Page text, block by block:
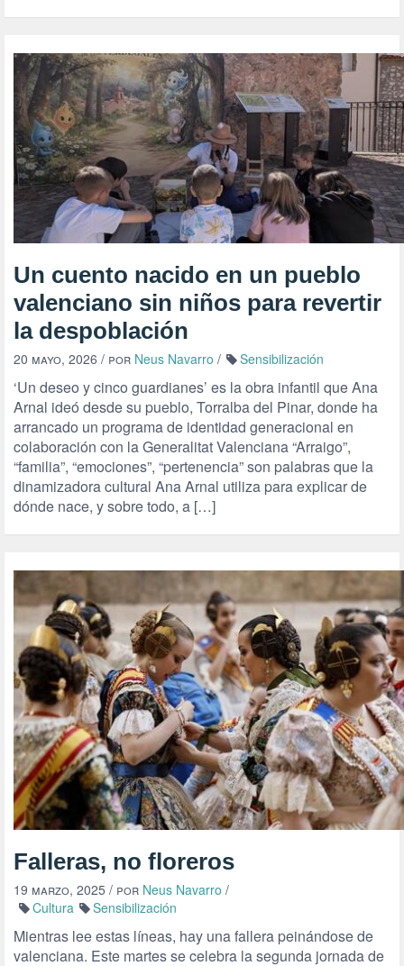
Un cuento nacido en un pueblo
valenciano sin niños para revertir
la despoblación
20 mayo, 2026 / por Neus Navarro / Sensibilización
‘Un deseo y cinco guardianes’ es la obra infantil que Ana
Arnal ideó desde su pueblo, Torralba del Pinar, donde ha
arrancado un programa de identidad generacional en
colaboración con la Generalitat Valenciana “Arraigo”,
“familia”, “emociones”, “pertenencia” son palabras que la
dinamizadora cultural Ana Arnal utiliza para explicar de
dónde nace, y sobre todo, a […]
Falleras, no floreros
19 marzo, 2025 / por Neus Navarro /
Cultura
Sensibilización
Mientras lee estas líneas, hay una fallera peinándose de
valenciana. Este martes se celebra la segunda jornada de